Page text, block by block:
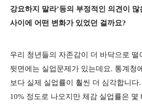
강요하지 말라’등의 부정적인 의견이
사이에 어떤 변화가 있었던 걸까요?
우리 청년들의 자존감이 더 바닥으로 떨
뒷면에는 실업문제가 있는데요. 통계청
보다 실제 실업률이 훨씬 더 심각합니다
10% 정도로 나오지만 체감 실업률은 몇